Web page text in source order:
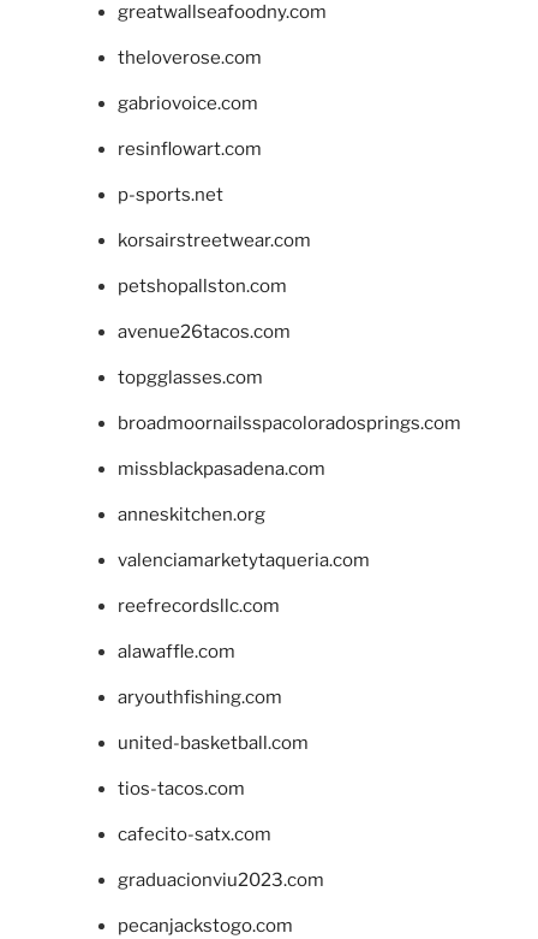
greatwallseafoodny.com
theloverose.com
gabriovoice.com
resinflowart.com
p-sports.net
korsairstreetwear.com
petshopallston.com
avenue26tacos.com
topgglasses.com
broadmoornailsspacoloradosprings.com
missblackpasadena.com
anneskitchen.org
valenciamarketytaqueria.com
reefrecordsllc.com
alawaffle.com
aryouthfishing.com
united-basketball.com
tios-tacos.com
cafecito-satx.com
graduacionviu2023.com
pecanjackstogo.com